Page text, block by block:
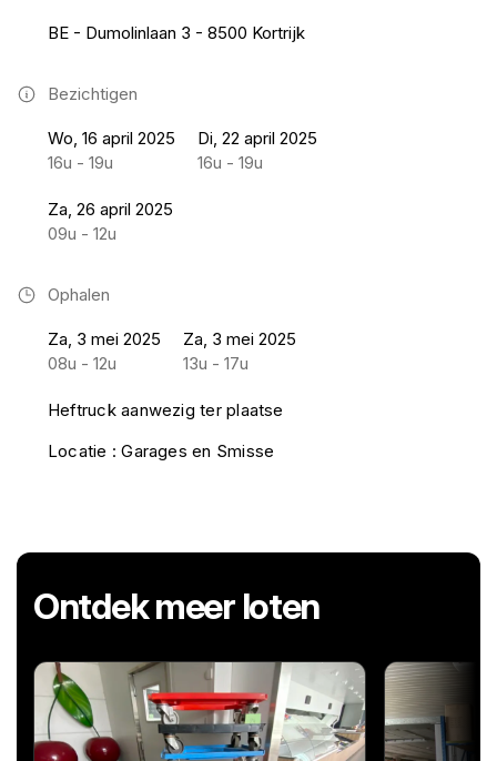
BE - Dumolinlaan 3 - 8500 Kortrijk
Bezichtigen
Wo, 16 april 2025
16u - 19u
Di, 22 april 2025
16u - 19u
Za, 26 april 2025
09u - 12u
Ophalen
Za, 3 mei 2025
08u - 12u
Za, 3 mei 2025
13u - 17u
Heftruck aanwezig ter plaatse
Locatie : Garages en Smisse
Ontdek meer loten